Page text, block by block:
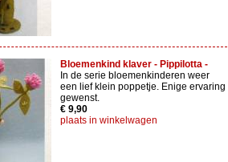
Bloemenkind klaver - Pippilotta -
In de serie bloemenkinderen weer
een lief klein poppetje. Enige ervaring
gewenst.
€ 9,90
plaats in winkelwagen